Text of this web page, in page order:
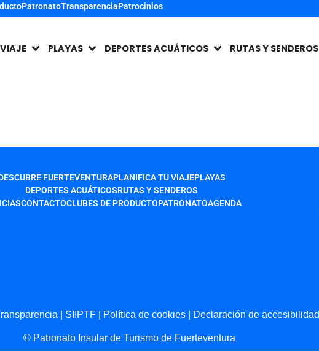
PatronatoTransparenciaPatrocinios
PLAYAS DEPORTES ACUÁTICOS RUTAS Y SENDEROS
FUERTEVENTURAPLANIFICA TU VIAJEPLAYAS
DEPORTES ACUÁTICOSRUTAS Y SENDEROS
CONTACTOCLUBES DE PRODUCTOPATRONATOAGENDA
SIIPTF| Política de cookies| Declaración de accesibilidad
© Patronato Insular de Turismo de Fuerteventura